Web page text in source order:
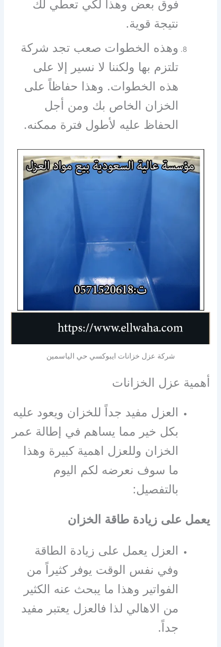
فوق بعض وهذا لكي تعطي لك
نتيجة قوية.
وهذه الخطوات صعب تجد شركة
تلتزم بها ولكننا لا نسير إلا على
هذه الخطوات. وهذا حفاظاً على
الخزان الخاص بك ومن أجل
الحفاظ عليه لأطول فترة ممكنه.
شركة عزل خزانات ايبوكسي حي الياسمين
أهمية عزل الخزانات
العزل مفيد جداً للخزان ويعود عليه
بكل خير مما يساهم في إطالة عمر
الخزان وللعزل اهمية كبيرة وهذا
ما سوف نعرضه لكم اليوم
بالتفصيل:
يعمل على زيادة طاقة الخزان
العزل يعمل على زيادة الطاقة
وفي نفس الوقت يوفر كثيراً من
الفواتير وهذا ما يبحث عنه الكثير
من الاهالي لذا فالعزل يعتبر مفيد
جداً.